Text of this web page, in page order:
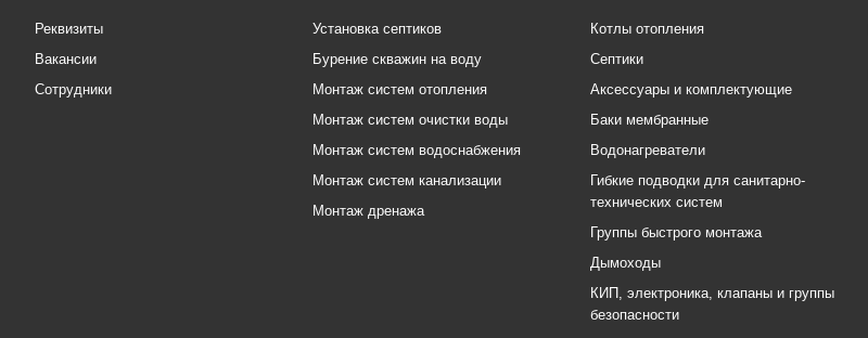
Реквизиты
Вакансии
Сотрудники
Установка септиков
Бурение скважин на воду
Монтаж систем отопления
Монтаж систем очистки воды
Монтаж систем водоснабжения
Монтаж систем канализации
Монтаж дренажа
Котлы отопления
Септики
Аксессуары и комплектующие
Баки мембранные
Водонагреватели
Гибкие подводки для санитарно-
технических систем
Группы быстрого монтажа
Дымоходы
КИП, электроника, клапаны и группы
безопасности